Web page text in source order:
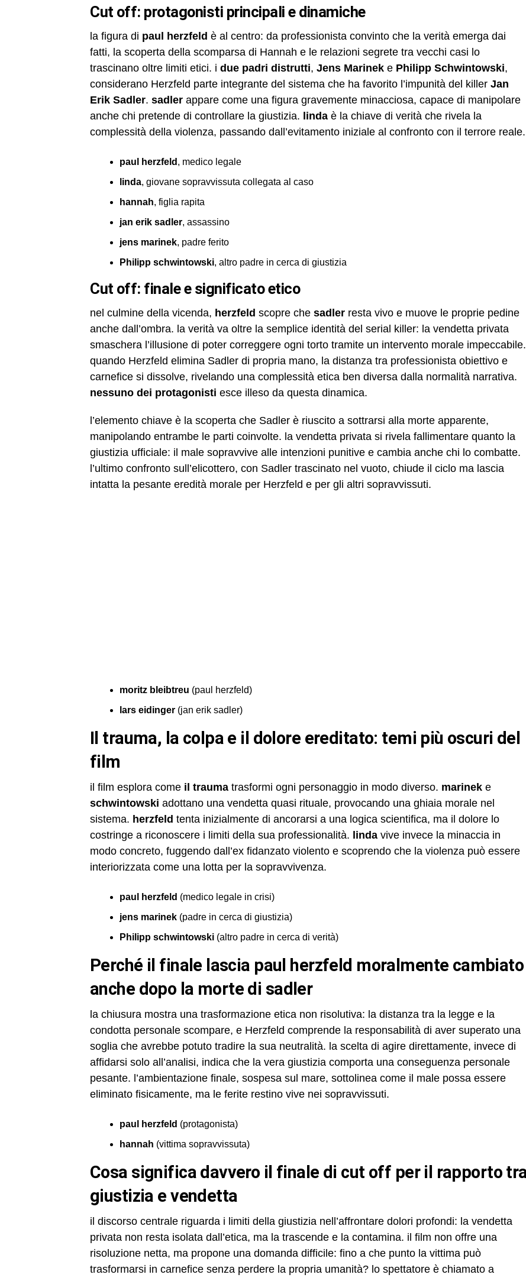
cut off: protagonisti principali e dinamiche
la figura di paul herzfeld è al centro: da professionista convinto che la verità emerga dai
fatti, la scoperta della scomparsa di Hannah e le relazioni segrete tra vecchi casi lo
trascinano oltre limiti etici. i due padri distrutti, Jens Marinek e Philipp Schwintowski,
considerano Herzfeld parte integrante del sistema che ha favorito l’impunità del killer Jan
Erik Sadler. sadler appare come una figura gravemente minacciosa, capace di manipolare
anche chi pretende di controllare la giustizia. linda è la chiave di verità che rivela la
complessità della violenza, passando dall’evitamento iniziale al confronto con il terrore reale.
paul herzfeld , medico legale
linda, giovane sopravvissuta collegata al caso
hannah, figlia rapita
jan erik sadler, assassino
jens marinek, padre ferito
Philipp schwintowski, altro padre in cerca di giustizia
cut off: finale e significato etico
nel culmine della vicenda, herzfeld scopre che sadler resta vivo e muove le proprie pedine
anche dall’ombra. la verità va oltre la semplice identità del serial killer: la vendetta privata
smaschera l’illusione di poter correggere ogni torto tramite un intervento morale impeccabile.
quando Herzfeld elimina Sadler di propria mano, la distanza tra professionista obiettivo e
carnefice si dissolve, rivelando una complessità etica ben diversa dalla normalità narrativa.
nessuno dei protagonisti esce illeso da questa dinamica.
l’elemento chiave è la scoperta che Sadler è riuscito a sottrarsi alla morte apparente,
manipolando entrambe le parti coinvolte. la vendetta privata si rivela fallimentare quanto la
giustizia ufficiale: il male sopravvive alle intenzioni punitive e cambia anche chi lo combatte.
l’ultimo confronto sull’elicottero, con Sadler trascinato nel vuoto, chiude il ciclo ma lascia
intatta la pesante eredità morale per Herzfeld e per gli altri sopravvissuti.
moritz bleibtreu (paul herzfeld)
lars eidinger (jan erik sadler)
il trauma, la colpa e il dolore ereditato: temi più oscuri del
film
il film esplora come il trauma trasformi ogni personaggio in modo diverso. marinek e
schwintowski adottano una vendetta quasi rituale, provocando una ghiaia morale nel
sistema. herzfeld tenta inizialmente di ancorarsi a una logica scientifica, ma il dolore lo
costringe a riconoscere i limiti della sua professionalità. linda vive invece la minaccia in
modo concreto, fuggendo dall’ex fidanzato violento e scoprendo che la violenza può essere
interiorizzata come una lotta per la sopravvivenza.
paul herzfeld (medico legale in crisi)
jens marinek (padre in cerca di giustizia)
Philipp schwintowski (altro padre in cerca di verità)
perché il finale lascia paul herzfeld moralmente cambiato
anche dopo la morte di sadler
la chiusura mostra una trasformazione etica non risolutiva: la distanza tra la legge e la
condotta personale scompare, e Herzfeld comprende la responsabilità di aver superato una
soglia che avrebbe potuto tradire la sua neutralità. la scelta di agire direttamente, invece di
affidarsi solo all’analisi, indica che la vera giustizia comporta una conseguenza personale
pesante. l’ambientazione finale, sospesa sul mare, sottolinea come il male possa essere
eliminato fisicamente, ma le ferite restino vive nei sopravvissuti.
paul herzfeld (protagonista)
hannah (vittima sopravvissuta)
cosa significa davvero il finale di cut off per il rapporto tra
giustizia e vendetta
il discorso centrale riguarda i limiti della giustizia nell’affrontare dolori profondi: la vendetta
privata non resta isolata dall’etica, ma la trascende e la contamina. il film non offre una
risoluzione netta, ma propone una domanda difficile: fino a che punto la vittima può
trasformarsi in carnefice senza perdere la propria umanità? lo spettatore è chiamato a